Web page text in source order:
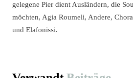
gelegene Pier dient Ausländern, die
möchten, Agia Roumeli, Andere,
und Elafonissi.